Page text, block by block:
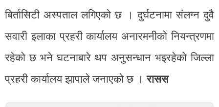
बिर्तासिटी अस्पताल लगिएको छ । दुर्घटनामा संलग्न दुवै
सवारी इलाका प्रहरी कार्यालय अनारमनीको नियन्त्रणमा
रहेको छ भने घटनाबारे थप अनुसन्धान भइरहेको जिल्ला
प्रहरी कार्यालय झापाले जनाएको छ ।रासस